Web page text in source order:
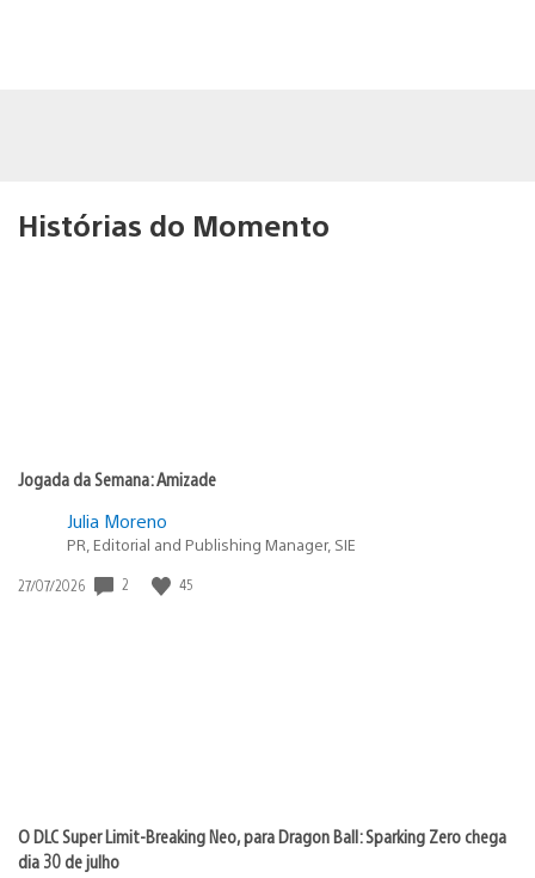
Histórias do Momento
Jogada da Semana: Amizade
Julia Moreno
PR, Editorial and Publishing Manager, SIE
Data
27/07/2026 2 45
O DLC Super Limit-Breaking Neo, para Dragon Ball: Sparking Zero chega
dia 30 de julho